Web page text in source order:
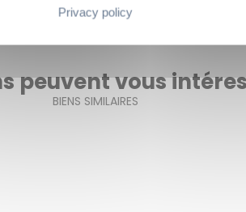
peuvent vous
BIENS SIMILAIRES
Privacy policy